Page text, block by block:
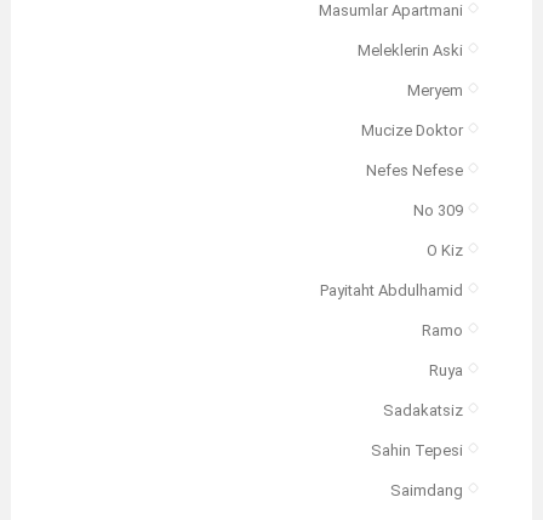
Masumlar Apartmani
Meleklerin Aski
Meryem
Mucize Doktor
Nefes Nefese
No 309
O Kiz
Payitaht Abdulhamid
Ramo
Ruya
Sadakatsiz
Sahin Tepesi
Saimdang